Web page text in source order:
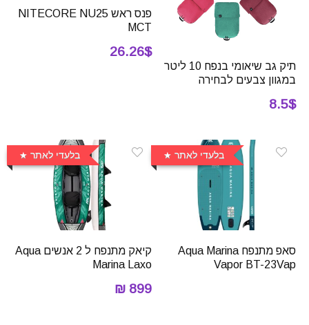
תיק גב שיאומי בנפח 10 ליטר
במגוון צבעים לבחירה
8.5$
פנס ראש NITECORE NU25
MCT
26.26$
בלעדי לאתר
סאפ מתנפח Aqua Marina
Vapor BT-23Vap
בלעדי לאתר
קיאק מתנפח ל 2 אנשים Aqua
Marina Laxo
899 ₪